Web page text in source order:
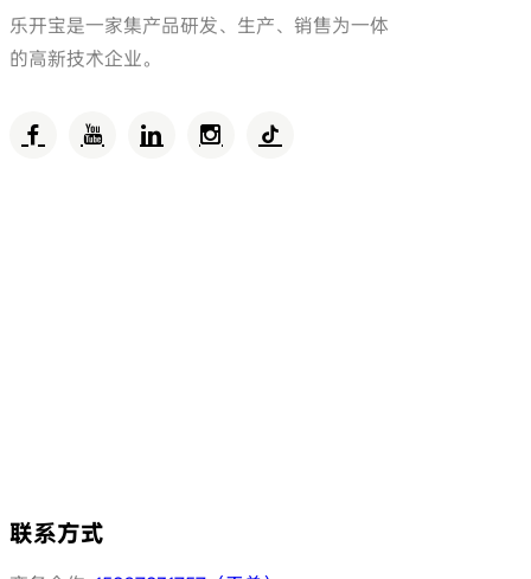
乐开宝是一家集产品研发、生产、销售为一体
的高新技术企业。
联系方式